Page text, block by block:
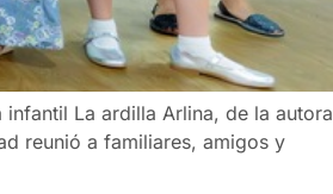
La ardilla Arlina, de la autora
reunió a familiares, amigos y